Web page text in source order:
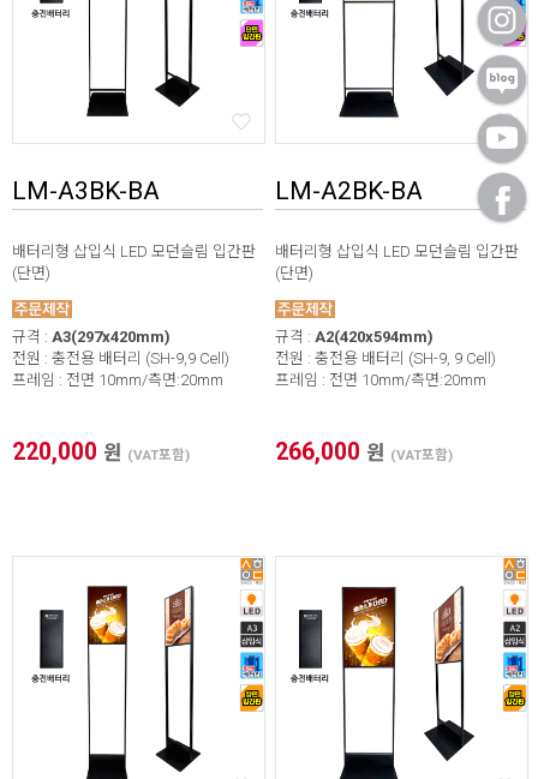
LM-A3BK-BA
배터리형 삽입식 LED 모던슬림 입간판
(단면)
규격 : A3(297x420mm)
전원 : 충전용 배터리 (SH-9,9 Cell)
프레임 : 전면 10mm/측면:20mm
220,000 원 (VAT포함)
LM-A2BK-BA
배터리형 삽입식 LED 모던슬림 입간판
(단면)
규격 : A2(420x594mm)
전원 : 충전용 배터리 (SH-9, 9 Cell)
프레임 : 전면 10mm/측면:20mm
266,000 원 (VAT포함)